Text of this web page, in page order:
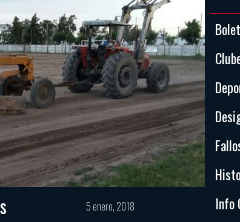
5 enero, 2018 Info